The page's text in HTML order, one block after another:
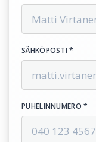
SÄHKÖPOSTI *
PUHELINNUMERO *